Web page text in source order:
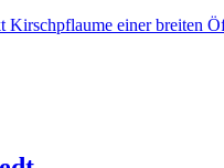
einer breiten